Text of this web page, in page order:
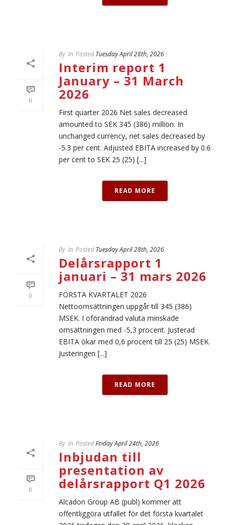
0
By In Posted Tuesday April 28th, 2026
Interim report 1
January – 31 March
2026
First quarter 2026 Net sales decreased
amounted to SEK 345 (386) million. In
unchanged currency, net sales decreased by
-5.3 per cent. Adjusted EBITA increased by 0.6
per cent to SEK 25 (25) [...]
READ MORE
0
By In Posted Tuesday April 28th, 2026
Delårsrapport 1
januari – 31 mars 2026
FÖRSTA KVARTALET 2026
Nettoomsättningen uppgår till 345 (386)
MSEK. I oförändrad valuta minskade
omsättningen med -5,3 procent. Justerad
EBITA ökar med 0,6 procent till 25 (25) MSEK.
Justeringen [...]
READ MORE
0
By In PostedFriday April 24th, 2026
Inbjudan till
presentation av
delårsrapport Q1 2026
Alcadon Group AB (publ) kommer att
offentliggöra utfallet för det första kvartalet